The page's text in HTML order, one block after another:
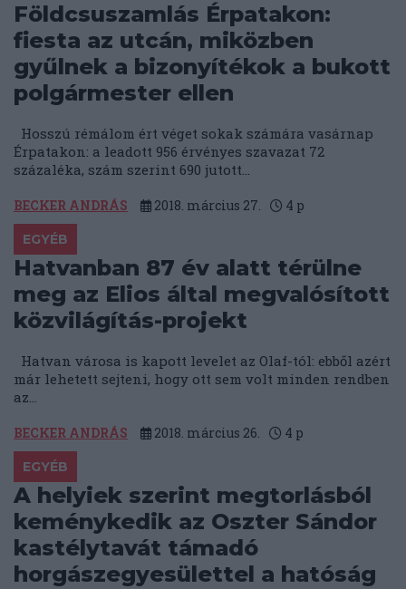
Földcsuszamlás Érpatakon:
fiesta az utcán, miközben
gyűlnek a bizonyítékok a bukott
polgármester ellen
Hosszú rémálom ért véget sokak számára vasárnap
Érpatakon: a leadott 956 érvényes szavazat 72
százaléka, szám szerint 690 jutott...
BECKER ANDRÁS 2018. március 27. 4 p
EGYÉB
Hatvanban 87 év alatt térülne
meg az Elios által megvalósított
közvilágítás-projekt
Hatvan városa is kapott levelet az Olaf-tól: ebből azért
már lehetett sejteni, hogy ott sem volt minden rendben
az...
BECKER ANDRÁS 2018. március 26. 4 p
EGYÉB
A helyiek szerint megtorlásból
keménykedik az Oszter Sándor
kastélytavát támadó
horgászegyesülettel a hatóság